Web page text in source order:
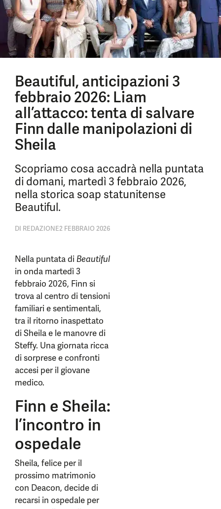
Beautiful, anticipazioni 3
febbraio 2026: Liam
all’attacco: tenta di salvare
Finn dalle manipolazioni di
Sheila
Scopriamo cosa accadrà nella puntata
di domani, martedì 3 febbraio 2026,
nella storica soap statunitense
Beautiful.
DI REDAZIONE2 FEBBRAIO 2026
Nella puntata di Beautiful
in onda martedì 3
febbraio 2026, Finn si
trova al centro di tensioni
familiari e sentimentali,
tra il ritorno inaspettato
di Sheila e le manovre di
Steffy. Una giornata ricca
di sorprese e confronti
accesi per il giovane
medico.
Finn e Sheila:
l’incontro in
ospedale
Sheila, felice per il
prossimo matrimonio
con Deacon, decide di
recarsi in ospedale per